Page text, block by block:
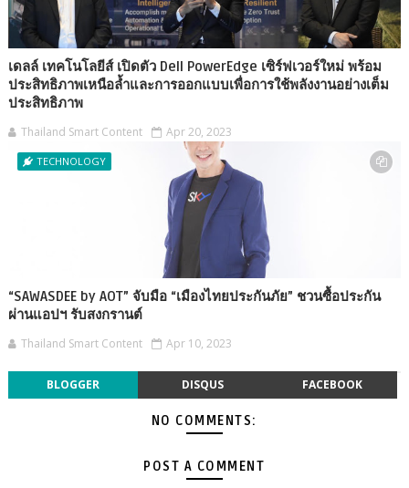
เดลล์ เทคโนโลยีส์ เปิดตัว Dell PowerEdge เซิร์ฟเวอร์ใหม่ พร้อม
ประสิทธิภาพเหนือล้ำและการออกแบบเพื่อการใช้พลังงานอย่างเต็ม
ประสิทธิภาพ
Thailand Smart Content Apr 20, 2023
TECHNOLOGY
“SAWASDEE by AOT” จับมือ “เมืองไทยประกันภัย” ชวนซื้อประกัน
ผ่านแอปฯ รับสงกรานต์
Thailand Smart Content Apr 10, 2023
BLOGGER DISQUS FACEBOOK
NO COMMENTS:
POST A COMMENT